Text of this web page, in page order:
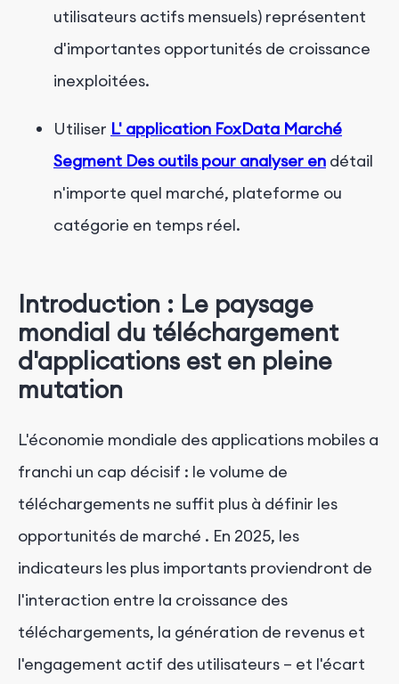
utilisateurs actifs mensuels) représentent
d'importantes opportunités de croissance
inexploitées.
Utiliser L' application FoxData Marché
Segment Des outils pour analyser en détail
n'importe quel marché, plateforme ou
catégorie en temps réel.
Introduction : Le paysage
mondial du téléchargement
d'applications est en pleine
mutation
L'économie mondiale des applications mobiles a
franchi un cap décisif : le volume de
téléchargements ne suffit plus à définir les
opportunités de marché . En 2025, les
indicateurs les plus importants proviendront de
l'interaction entre la croissance des
téléchargements, la génération de revenus et
l'engagement actif des utilisateurs – et l'écart